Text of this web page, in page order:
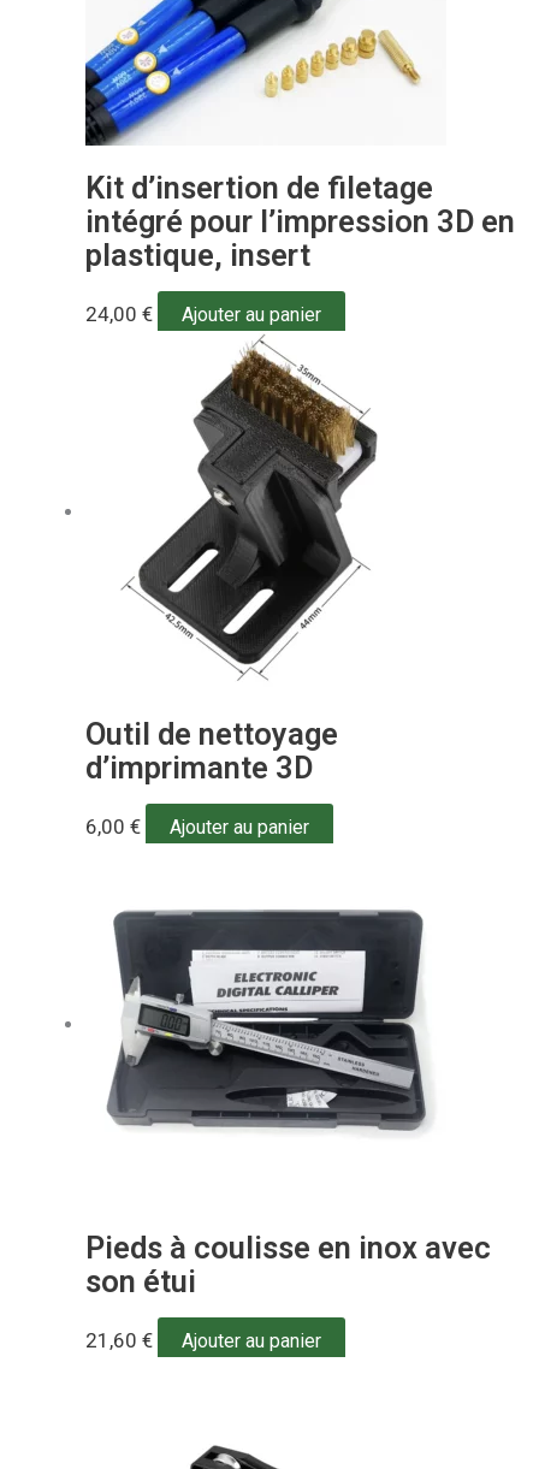
Kit d’insertion de filetage
intégré pour l’impression 3D en
plastique, insert
24,00 € Ajouter au panier
Outil de nettoyage
d’imprimante 3D
6,00 € Ajouter au panier
Pieds à coulisse en inox avec
son étui
21,60 € Ajouter au panier